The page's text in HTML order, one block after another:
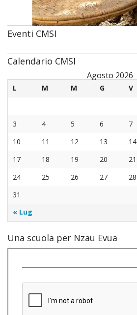
Eventi CMSI
Calendario CMSI
Agosto 2026
L M M G V
3
4 5 6 7
10
11 12 13 14
17
18 19 20 21
24
25 26 27 28
31
« Lug
Una scuola per Nzau Evua